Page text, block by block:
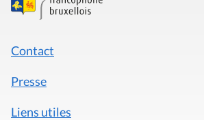
Contact
Presse
Liens utiles